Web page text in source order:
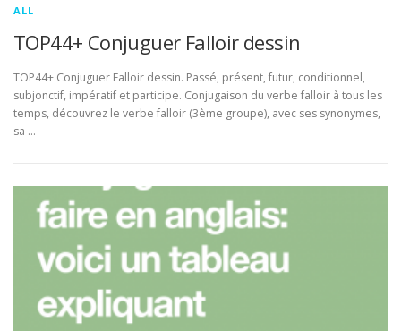
ALL
TOP44+ Conjuguer Falloir dessin
TOP44+ Conjuguer Falloir dessin. Passé, présent, futur, conditionnel,
subjonctif, impératif et participe. Conjugaison du verbe falloir à tous les
temps, découvrez le verbe falloir (3ème groupe), avec ses synonymes,
sa …